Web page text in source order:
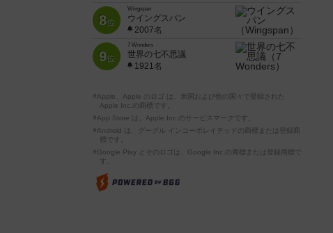
8位
Wingspan
ウイングスパン
2007名
9位
7 Wonders
世界の七不思議
1921名
※Apple、Apple のロゴ は、米国および他の国々で登録された
Apple Inc.の商標です。
※App Store は、Apple Inc.のサービスマークです。
※Android は、グーグル インコーポレイテッドの商標または登録商
標です。
※Google Play とそのロゴは、Google Inc.の商標または登録商標で
す。